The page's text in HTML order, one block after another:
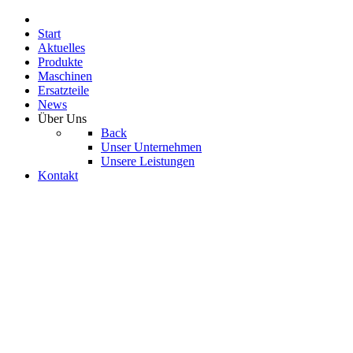
Start
Aktuelles
Produkte
Maschinen
Ersatzteile
News
Über Uns
Back
Unser Unternehmen
Unsere Leistungen
Kontakt